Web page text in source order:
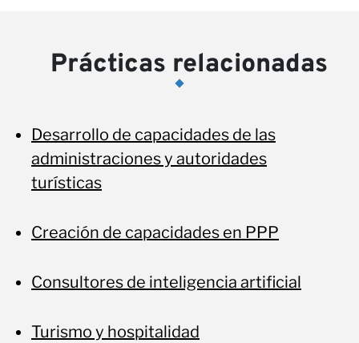
Prácticas relacionadas
Desarrollo de capacidades de las
administraciones y autoridades
turísticas
Creación de capacidades en PPP
Consultores de inteligencia artificial
Turismo y hospitalidad